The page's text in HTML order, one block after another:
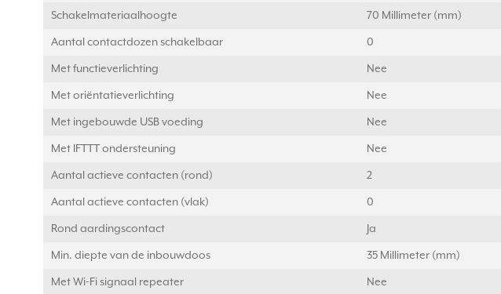
Schakelmateriaalhoogte 70 Millimeter (mm)
Aantal contactdozen schakelbaar 0
Met functieverlichting Nee
Met oriëntatieverlichting Nee
Met ingebouwde USB voeding Nee
Met IFTTT ondersteuning Nee
Aantal actieve contacten (rond) 2
Aantal actieve contacten (vlak) 0
Rond aardingscontact Ja
Min. diepte van de inbouwdoos 35 Millimeter (mm)
Met Wi-Fi signaal repeater Nee